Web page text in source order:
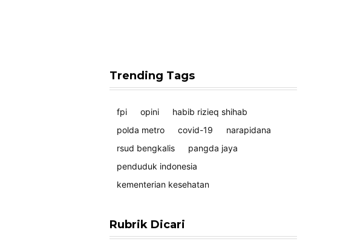
Trending Tags
fpi opini
habib rizieq shihab
polda metro
covid-19
narapidana
rsud bengkalis
pangda jaya
penduduk indonesia
kementerian kesehatan
Rubrik Dicari